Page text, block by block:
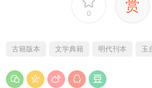
0 赏
古籍版本 文学典籍 明代刊本 玉